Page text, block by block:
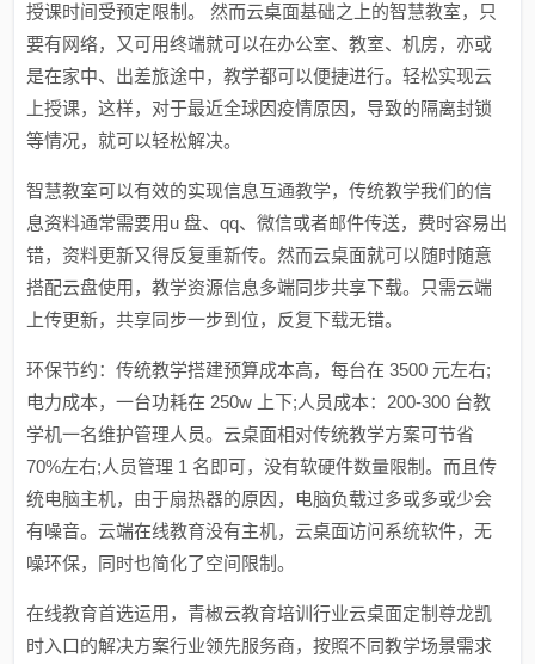
授课时间受预定限制。 然而云桌面基础之上的智慧教室，只
要有网络，又可用终端就可以在办公室、教室、机房，亦或
是在家中、出差旅途中，教学都可以便捷进行。轻松实现云
上授课，这样，对于最近全球因疫情原因，导致的隔离封锁
等情况，就可以轻松解决。
智慧教室可以有效的实现信息互通教学，传统教学我们的信
息资料通常需要用u 盘、qq、微信或者邮件传送，费时容易出
错，资料更新又得反复重新传。然而云桌面就可以随时随意
搭配云盘使用，教学资源信息多端同步共享下载。只需云端
上传更新，共享同步一步到位，反复下载无错。
环保节约：传统教学搭建预算成本高，每台在 3500 元左右;
电力成本，一台功耗在 250w 上下;人员成本：200-300 台教
学机一名维护管理人员。云桌面相对传统教学方案可节省
70%左右;人员管理 1 名即可，没有软硬件数量限制。而且传
统电脑主机，由于扇热器的原因，电脑负载过多或多或少会
有噪音。云端在线教育没有主机，云桌面访问系统软件，无
噪环保，同时也简化了空间限制。
在线教育首选运用，青椒云教育培训行业云桌面定制尊龙凯
时入口的解决方案行业领先服务商，按照不同教学场景需求